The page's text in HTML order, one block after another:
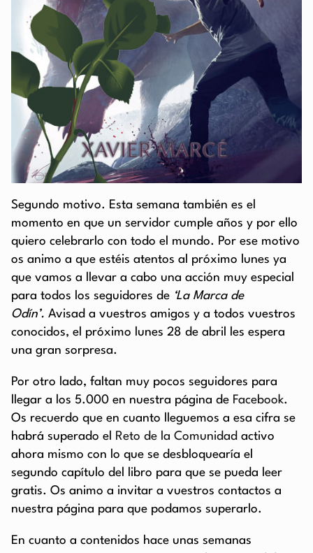
Segundo motivo. Esta semana también es el
momento en que un servidor cumple años y por ello
quiero celebrarlo con todo el mundo. Por ese motivo
os animo a que estéis atentos al próximo lunes ya
que vamos a llevar a cabo una acción muy especial
para todos los seguidores de ‘La Marca de
Odín’. Avisad a vuestros amigos y a todos vuestros
conocidos, el próximo lunes 28 de abril les espera
una gran sorpresa.
Por otro lado, faltan muy pocos seguidores para
llegar a los 5.000 en nuestra página de Facebook.
Os recuerdo que en cuanto lleguemos a esa cifra se
habrá superado el
Reto de la Comunidad activo
ahora mismo con lo que se desbloquearía el
segundo capítulo del libro para que se pueda leer
gratis. Os animo a invitar a vuestros contactos a
nuestra página para que podamos superarlo.
En cuanto a contenidos hace unas semanas